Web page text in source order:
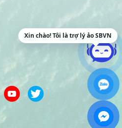
Xin chào! Tôi là trợ lý ảo SBVN